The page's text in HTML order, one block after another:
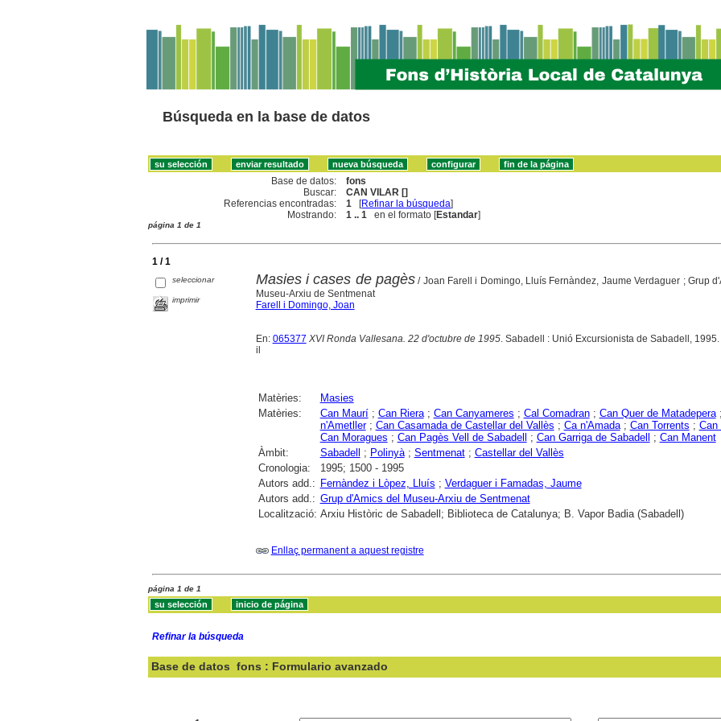
Búsqueda en la base de datos
Base de datos:
fons
Buscar:
CAN VILAR []
Referencias encontradas:
1 [Refinar la búsqueda]
Mostrando:
1 .. 1 en el formato [Estandar]
página 1 de 1
1 / 1
seleccionar
imprimir
Masies i cases de pagès / Joan Farell i Domingo, Lluís Fernàndez, Jaume Verdaguer ; Grup
Museu-Arxiu de Sentmenat
Farell i Domingo, Joan
En: 065377 XVI Ronda Vallesana. 22 d'octubre de 1995. Sabadell : Unió Excursionista de Sabadell, 1995.
il
Matèries:
Masies
Matèries:
Can Maurí; Can Riera; Can Canyameres ; Cal Comadran; Can Quer de Matadepera;
n'Ametller; Can Casamada de Castellar del Vallès ; Ca n'Amada; Can Torrents ; Can
Can Moragues ; Can Pagès Vell de Sabadell ; Can Garriga de Sabadell ; Can Manent
Àmbit:
Sabadell ; Polinyà; Sentmenat; Castellar del Vallès
Cronologia:
1995; 1500 - 1995
Autors add.: Fernàndez i Lòpez, Lluís ; Verdaguer i Famadas, Jaume
Autors add.: Grup d'Amics del Museu-Arxiu de Sentmenat
Localització: Arxiu Històric de Sabadell; Biblioteca de Catalunya; B. Vapor Badia (Sabadell)
Enllaç permanent a aquest registre
página 1 de 1
Refinar la búsqueda
Base de datos fons : Formulario avanzado